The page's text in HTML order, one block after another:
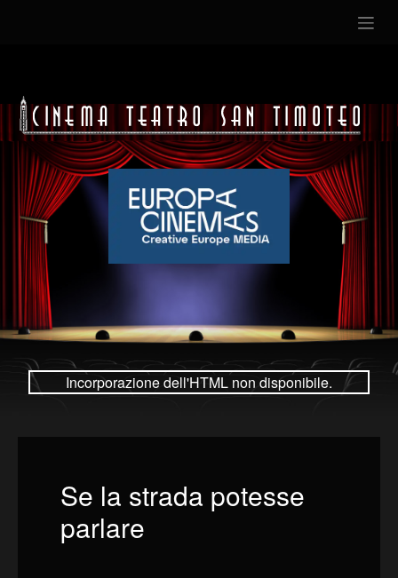
Incorporazione dell'HTML non disponibile.
Se la strada potesse
parlare